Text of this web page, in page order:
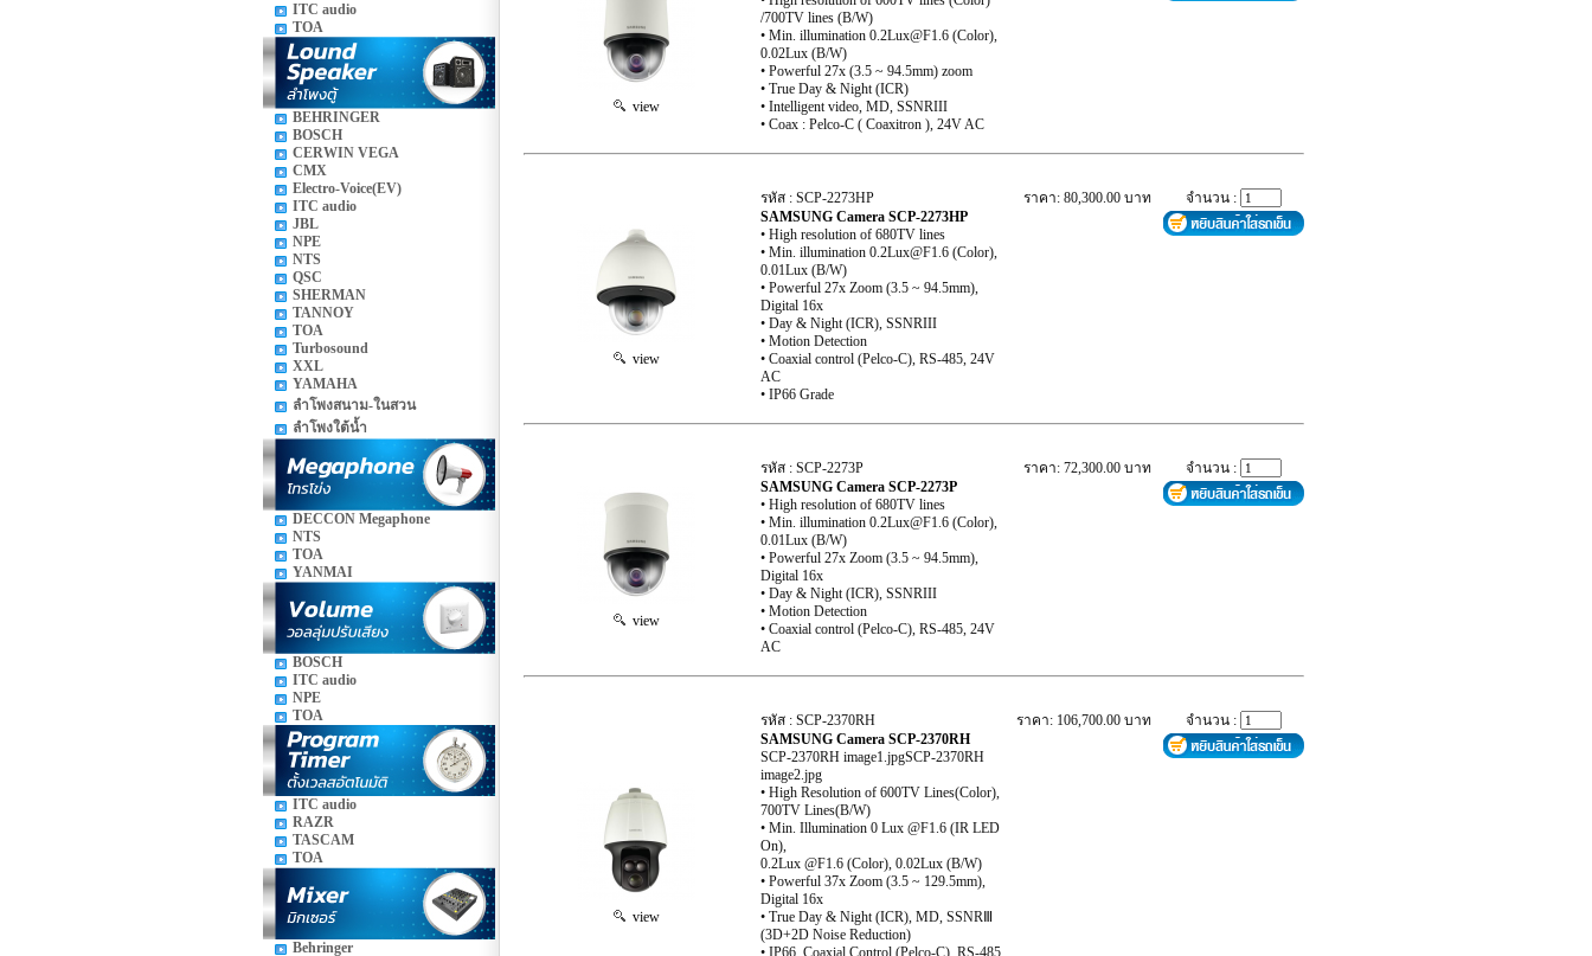
ITC audio
TOA
BEHRINGER
BOSCH
CERWIN VEGA
CMX
Electro-Voice(EV)
ITC audio
JBL
NPE
NTS
QSC
SHERMAN
TANNOY
TOA
Turbosound
XXL
YAMAHA
ลำโพงสนาม-ในสวน
ลำโพงใต้น้ำ
DECCON Megaphone
NTS
TOA
YANMAI
BOSCH
ITC audio
NPE
TOA
ITC audio
RAZR
TASCAM
TOA
Behringer
view
/700TV lines (B/W)
• Min. illumination 0.2Lux@F1.6 (Color),
0.02Lux (B/W)
• Powerful 27x (3.5 ~ 94.5mm) zoom
• True Day & Night (ICR)
• Intelligent video, MD, SSNRIII
• Coax : Pelco-C ( Coaxitron ), 24V AC
view
รหัส : SCP-2273HP
SAMSUNG Camera SCP-2273HP
• High resolution of 680TV lines
• Min. illumination 0.2Lux@F1.6 (Color),
0.01Lux (B/W)
• Powerful 27x Zoom (3.5 ~ 94.5mm),
Digital 16x
• Day & Night (ICR), SSNRIII
• Motion Detection
• Coaxial control (Pelco-C), RS-485, 24V
AC
• IP66 Grade
ราคา: 80,300.00 บาท จำนวน :
view
รหัส : SCP-2273P
SAMSUNG Camera SCP-2273P
• High resolution of 680TV lines
• Min. illumination 0.2Lux@F1.6 (Color),
0.01Lux (B/W)
• Powerful 27x Zoom (3.5 ~ 94.5mm),
Digital 16x
• Day & Night (ICR), SSNRIII
• Motion Detection
• Coaxial control (Pelco-C), RS-485, 24V
AC
ราคา: 72,300.00 บาท จำนวน :
view
รหัส : SCP-2370RH
SAMSUNG Camera SCP-2370RH
SCP-2370RH image1.jpgSCP-2370RH
image2.jpg
• High Resolution of 600TV Lines(Color),
700TV Lines(B/W)
• Min. Illumination 0 Lux @F1.6 (IR LED
On),
0.2Lux @F1.6 (Color), 0.02Lux (B/W)
• Powerful 37x Zoom (3.5 ~ 129.5mm),
Digital 16x
• True Day & Night (ICR), MD, SSNRⅢ
(3D+2D Noise Reduction)
• IP66, Coaxial Control (Pelco-C), RS-485
ราคา: 106,700.00 บาท จำนวน :